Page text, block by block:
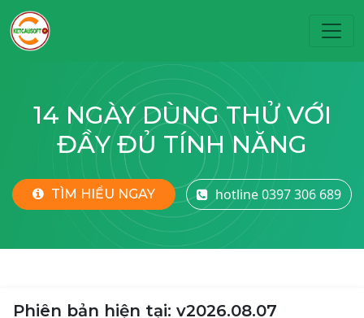
14 NGÀY DÙNG THỬ VỚI
ĐẦY ĐỦ TÍNH NĂNG
TÌM HIỂU NGAY hotline 0397 306 689
Phiên bản hiện tại: v2026.08.07